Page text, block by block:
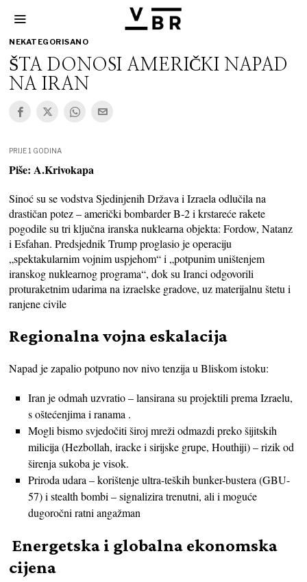
NEKATEGORISANO
ŠTA DONOSI AMERIČKI NAPAD
NA IRAN
PRIJE 1 GODINA
Piše: A.Krivokapa
Sinoć su se vodstva Sjedinjenih Država i Izraela odlučila na
drastičan potez – američki bombarder B‑2 i krstareće rakete
pogodile su tri ključna iranska nuklearna objekta: Fordow, Natanz
i Esfahan. Predsjednik Trump proglasio je operaciju
„spektakularnim vojnim uspjehom“ i „potpunim uništenjem
iranskog nuklearnog programa“, dok su Iranci odgovorili
proturaketnim udarima na izraelske gradove, uz materijalnu štetu i
ranjene civile
Regionalna vojna eskalacija
Napad je zapalio potpuno nov nivo tenzija u Bliskom istoku:
Iran je odmah uzvratio – lansirana su projektili prema Izraelu,
s oštećenjima i ranama .
Mogli bismo svjedočiti široj mreži odmazdi preko šijitskih
milicija (Hezbollah, iracke i sirijske grupe, Houthiji) – rizik od
širenja sukoba je visok.
Priroda udara – korištenje ultra-teških bunker-bustera (GBU-
57) i stealth bombi – signalizira trenutni, ali i moguće
dugoročni ratni angažman
Energetska i globalna ekonomska
cijena